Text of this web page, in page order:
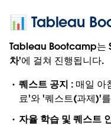
📊 Tableau
Tableau Bootcamp는
차'에 걸쳐 진행됩니다.
퀘스트 공지 : 매일 아
료'와 '퀘스트(과제)'
자율 학습 및 퀘스트